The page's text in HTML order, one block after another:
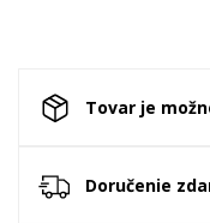
Tovar je
Doručenie